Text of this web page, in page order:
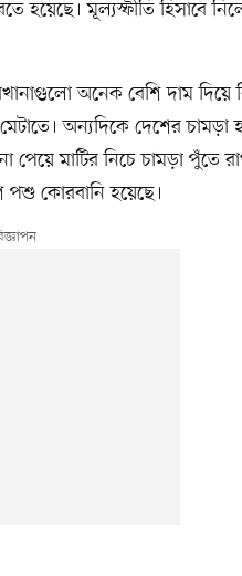
হয়েছে। মূল্যস্ফীতি হিসাবে
অনেক বেশি দাম দিয়ে
অন্যদিকে দেশের চামড়া
পেয়ে মাটির নিচে চামড়া পুঁতে
পশু কোরবানি হয়েছে।